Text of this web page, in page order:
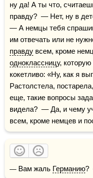
ну да! А ты что,
правду?  — Нет, ну в
— А немцы тебя
правду
одноклассницу,
кокетливо: «Ну, как я
Растолстела,
еще, такие вопросы
видела?  — Да, и чему
всем, кроме немцев и
— Вам жаль Германию?